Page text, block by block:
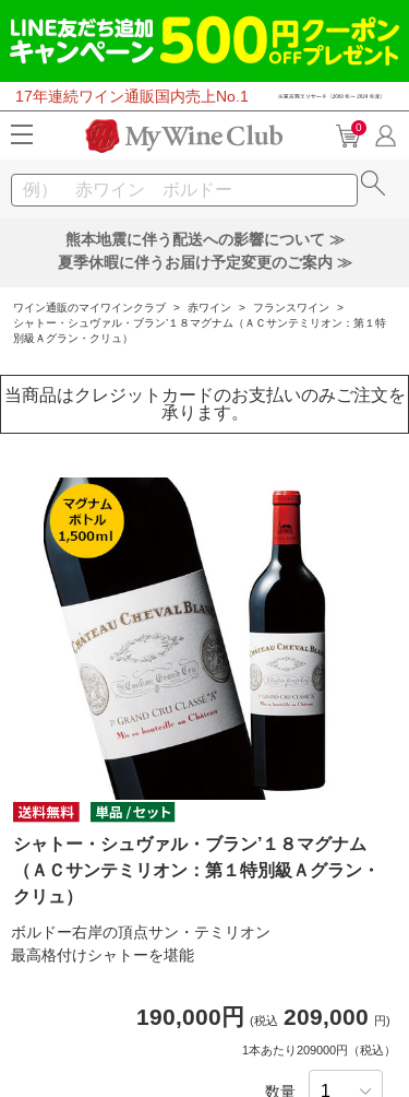
17年連続ワイン通販国内売上No.1
0
熊本地震に伴う配送への影響について ≫
夏季休暇に伴うお届け予定変更のご案内 ≫
ワイン通販のマイワインクラブ > 赤ワイン > フランスワイン
>
シャトー・シュヴァル・ブラン’１８マグナム（ＡＣサンテミリオン：第１特
別級Ａグラン・クリュ）
当商品はクレジットカードのお支払いのみご注文を
承ります。
シャトー・シュヴァル・ブラン’１８マグナム
（ＡＣサンテミリオン：第１特別級Ａグラン・
クリュ）
ボルドー右岸の頂点サン・テミリオン
最高格付けシャトーを堪能
190,000円 (税込 209,000 円)
1本あたり209000円（税込）
数量